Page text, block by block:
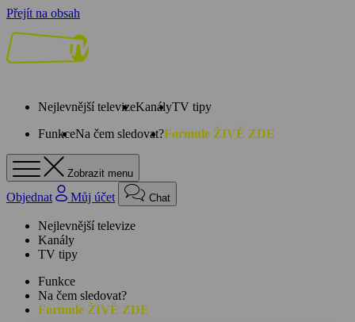
Přejít na obsah
Nejlevnější televizeKanályTV tipy
FunkceNa čem sledovat?Formule ŽIVĚ ZDE
Zobrazit menu
Objednat Můj účet Chat
Nejlevnější televize
Kanály
TV tipy
Funkce
Na čem sledovat?
Formule ŽIVĚ ZDE